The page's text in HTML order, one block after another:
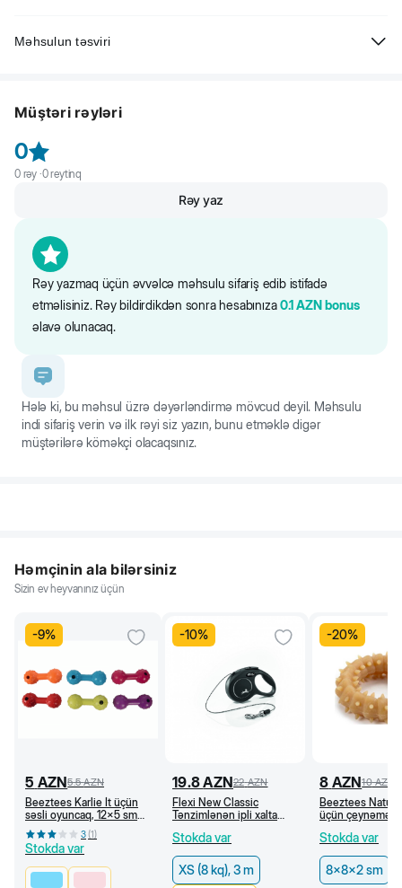
Məhsulun təsviri
toqqa ilə təchiz edilib. Neylondan hazırlanıb. Müxtəlif xalta qayışları ilə
Müştəri rəyləri
0
0rəy ·0reytinq
Rəy yazmaq üçün əvvəlcə məhsulu sifariş edib istifadə
etməlisiniz. Rəy bildirdikdən sonra hesabınıza0.1 AZN bonus
əlavə olunacaq.
Rəy yaz
Hələ ki, bu məhsul üzrə dəyərləndirmə mövcud deyil. Məhsulu
indi sifariş verin və ilk rəyi siz yazın, bunu etməklə digər
müştərilərə köməkçi olacaqsınız.
Həmçinin ala bilərsiniz
Sizin ev heyvanınız üçün
-9%
5 AZN5.5 AZN
Beeztees Karlie İt üçün
səsli oyuncaq, 12x5 sm
(Açıq yaşıl) 3(1)
Stokda var
-10%
19.8AZN22 AZN
Flexi New Classic
Tənzimlənən ipli xalta
Stokda var
XS (8 kq), 3 m
-20%
8 AZN10 AZN
Beeztees
üçün çeynəmə
Stokda var
8x8x2 sm